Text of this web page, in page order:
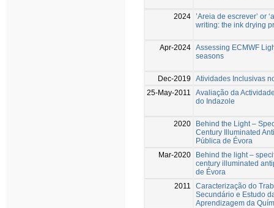
2024 ’Areia de escrever’ or
writing: the ink drying
Apr-2024 Assessing ECMWF
seasons
Dec-2019
Atividades Inclusivas
25-May-2011
Avaliação da
do Indazole
2020
Behind the Light –
Century Illuminated
Pública de Évora
Mar-2020
Behind the light –
century illuminated
de Évora
2011
Caracterização do
Secundário e Estudo
Aprendizagem da